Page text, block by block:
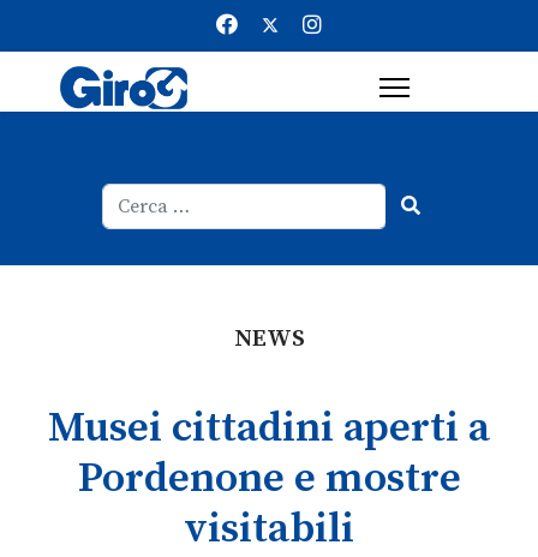
NEWS
Musei cittadini aperti a
Pordenone e mostre
visitabili